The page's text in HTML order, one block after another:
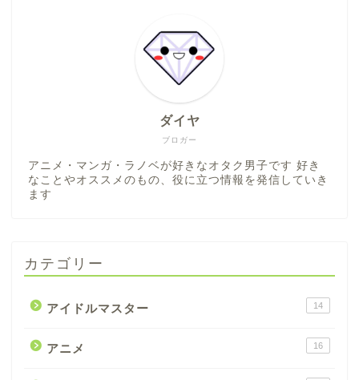
ブロガー
ダイヤ
アニメ・マンガ・ラノベが好きなオタク男子です 好き
なことやオススメのもの、役に立つ情報を発信していき
ます
カテゴリー
アイドルマスター 14
アニメ 16